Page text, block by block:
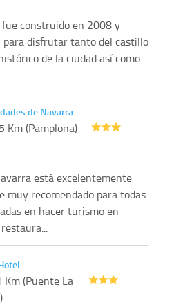
construido en 2008 y
disfrutar tanto del castillo
de la ciudad así como
de Navarra
Km (Pamplona)
está excelentemente
muy recomendado para todas
en hacer turismo en
Km (Puente La